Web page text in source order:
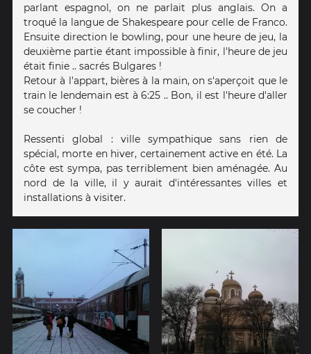
parlant espagnol, on ne parlait plus anglais. On a
troqué la langue de Shakespeare pour celle de Franco.
Ensuite direction le bowling, pour une heure de jeu, la
deuxième partie étant impossible à finir, l'heure de jeu
était finie .. sacrés Bulgares !
Retour à l'appart, bières à la main, on s'aperçoit que le
train le lendemain est à 6:25 .. Bon, il est l'heure d'aller
se coucher !
Ressenti global : ville sympathique sans rien de
spécial, morte en hiver, certainement active en été. La
côte est sympa, pas terriblement bien aménagée. Au
nord de la ville, il y aurait d'intéressantes villes et
installations à visiter.